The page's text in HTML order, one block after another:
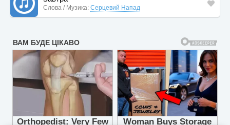
Слова / Музика: Серцевий Напад